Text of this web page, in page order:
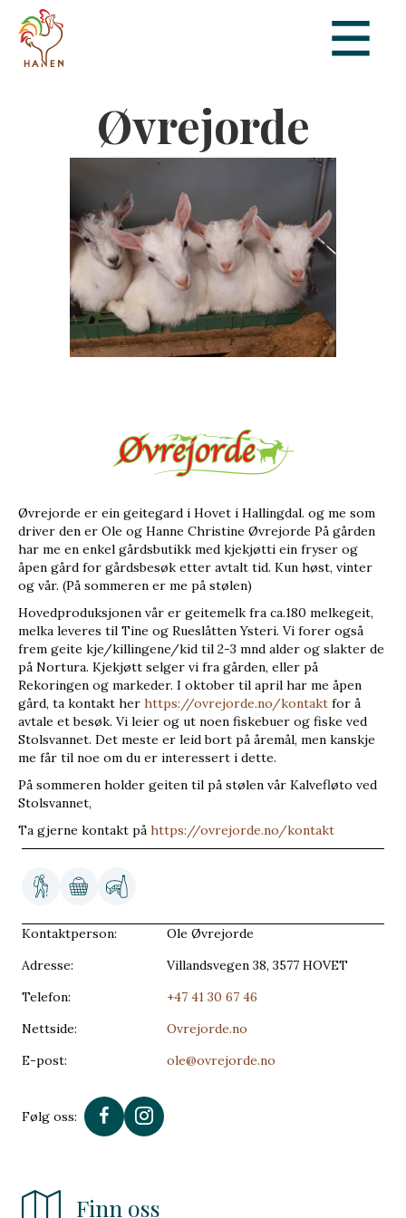
Øvrejorde
Kontaktperson:
Ole Øvrejorde
Adresse:
Villandsvegen 38, 3577 HOVET
Telefon:
+47 41 30 67 46
Nettside:
Ovrejorde.no
E-post:
ole@ovrejorde.no
Følg oss:
Finn oss
Øvrejorde er ein geitegard i Hovet i Hallingdal. og me som
driver den er Ole og Hanne Christine Øvrejorde På gården
har me en enkel gårdsbutikk med kjekjøtti ein fryser og
åpen gård for gårdsbesøk etter avtalt tid. Kun høst, vinter
og vår. (På sommeren er me på stølen)
Hovedproduksjonen vår er geitemelk fra ca.180 melkegeit,
melka leveres til Tine og Rueslåtten Ysteri. Vi forer også
frem geite kje/killingene/kid til 2-3 mnd alder og slakter de
på Nortura. Kjekjøtt selger vi fra gården, eller på
Rekoringen og markeder. I oktober til april har me åpen
gård, ta kontakt her https://ovrejorde.no/kontakt for å
avtale et besøk. Vi leier og ut noen fiskebuer og fiske ved
Stolsvannet. Det meste er leid bort på åremål, men kanskje
me får til noe om du er interessert i dette.
På sommeren holder geiten til på stølen vår Kalvefløto ved
Stolsvannet,
Ta gjerne kontakt på https://ovrejorde.no/kontakt